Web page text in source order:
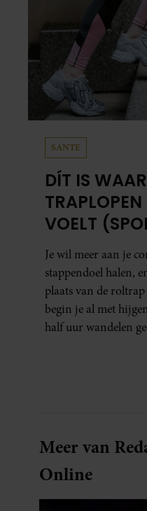
SANTE
DÍT IS
VOELT
NIET AAN
Je wil meer aan je
stappendoel halen,
plaats van de
begin je al met
half uur wandelen
Meer van
Online